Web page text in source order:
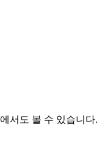
에서도 볼 수 있습니다.